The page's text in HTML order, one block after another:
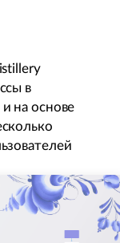
в
на основе